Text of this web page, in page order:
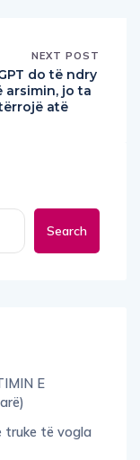
NEXT POST
do të ndry
arsimin, jo ta
atë
Search
E
truke të vogla